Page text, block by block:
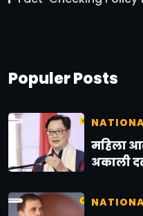
Populer Posts
महिला
अकाली